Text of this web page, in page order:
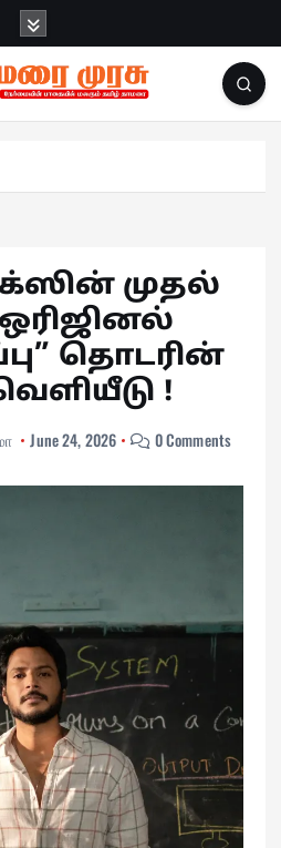
முதல்
தொடரின்
!
June 24, 2026 0 Comments